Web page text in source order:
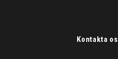
Kontakta